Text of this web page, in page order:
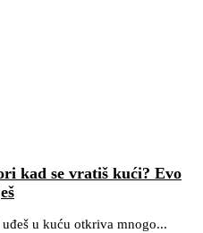
kad se vratiš kući? Evo
u kuću otkriva mnogo...